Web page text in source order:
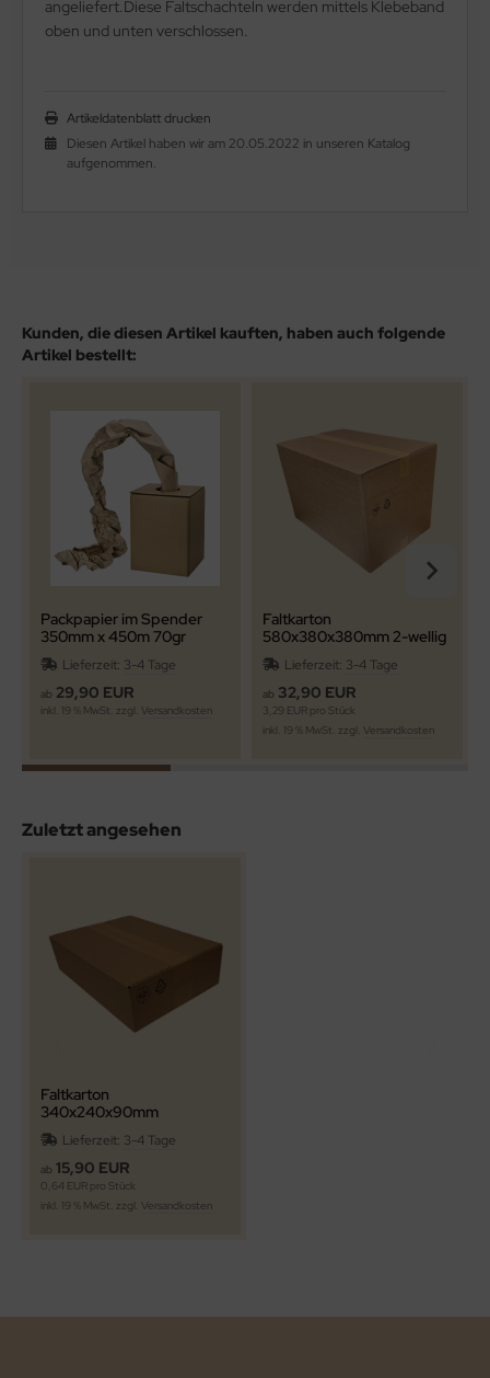
angeliefert.Diese Faltschachteln werden mittels Klebeband
oben und unten verschlossen.
Artikeldatenblatt drucken
Diesen Artikel haben wir am 20.05.2022 in unseren Katalog
aufgenommen.
Kunden, die diesen Artikel kauften, haben auch folgende
Artikel bestellt:
Packpapier im Spender
350mm x 450m 70gr
Lieferzeit: 3-4 Tage
ab 29,90 EUR
inkl. 19 % MwSt. zzgl. Versandkosten
Faltkarton
580x380x380mm 2-wellig
Lieferzeit: 3-4 Tage
ab 32,90 EUR
3,29 EUR pro Stück
inkl. 19 % MwSt. zzgl. Versandkosten
Zuletzt angesehen
Faltkarton
340x240x90mm
350x250x100mm) 1-wellig
braun
Lieferzeit: 3-4 Tage
ab 15,90 EUR
0,64 EUR pro Stück
inkl. 19 % MwSt. zzgl. Versandkosten